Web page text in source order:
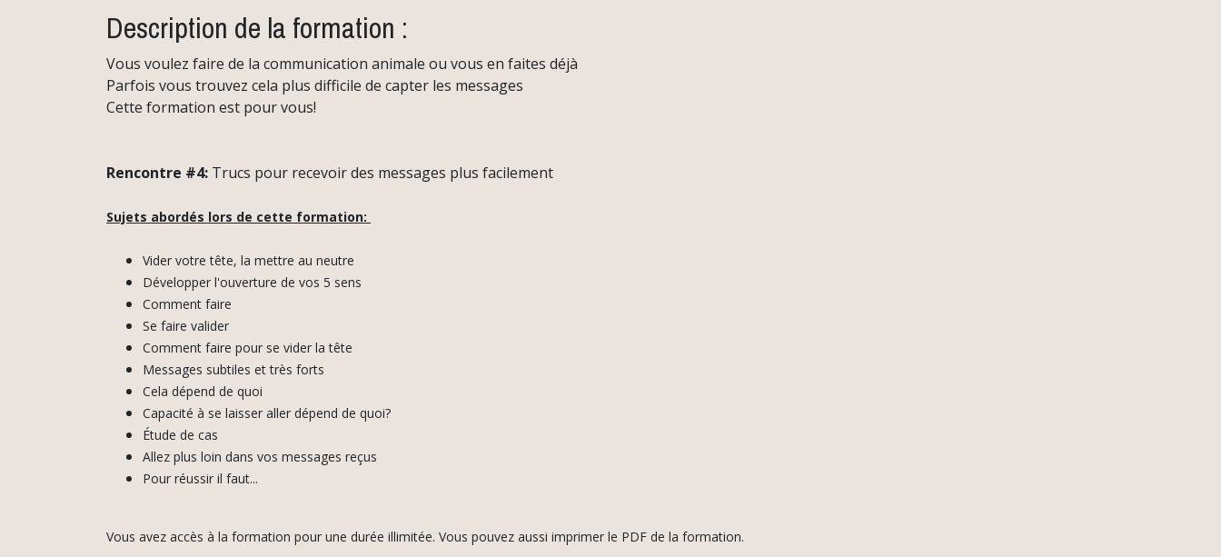
Description de la formation :
Vous voulez faire de la communication animale ou vous en faites déjà
Parfois vous trouvez cela plus difficile de capter les messages
Cette formation est pour vous!
Rencontre #4: Trucs pour recevoir des messages plus facilement
Sujets abordés lors de cette formation:
Vider votre tête, la mettre au neutre
Développer l'ouverture de vos 5 sens
Comment faire
Se faire valider
Comment faire pour se vider la tête
Messages subtiles et très forts
Cela dépend de quoi
Capacité à se laisser aller dépend de quoi?
Étude de cas
Allez plus loin dans vos messages reçus
Pour réussir il faut...
Vous avez accès à la formation pour une durée illimitée. Vous pouvez aussi imprimer le PDF de la formation.